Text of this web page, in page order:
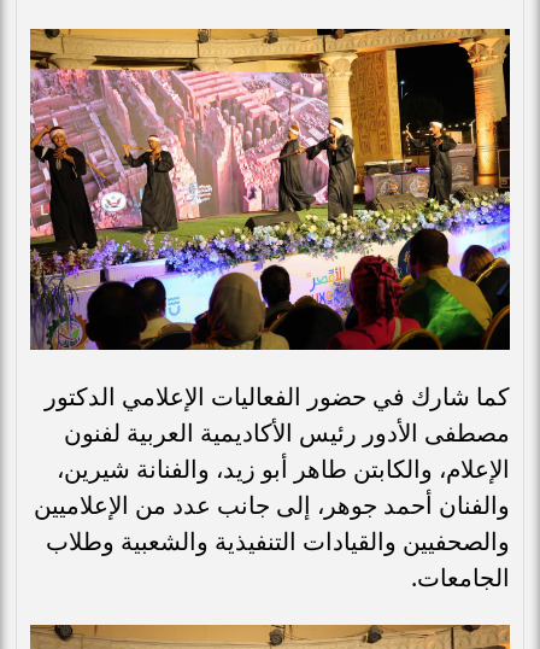
كما شارك في حضور الفعاليات الإعلامي الدكتور
مصطفى الأدور رئيس الأكاديمية العربية لفنون
الإعلام، والكابتن طاهر أبو زيد، والفنانة شيرين،
والفنان أحمد جوهر، إلى جانب عدد من الإعلاميين
والصحفيين والقيادات التنفيذية والشعبية وطلاب
الجامعات.